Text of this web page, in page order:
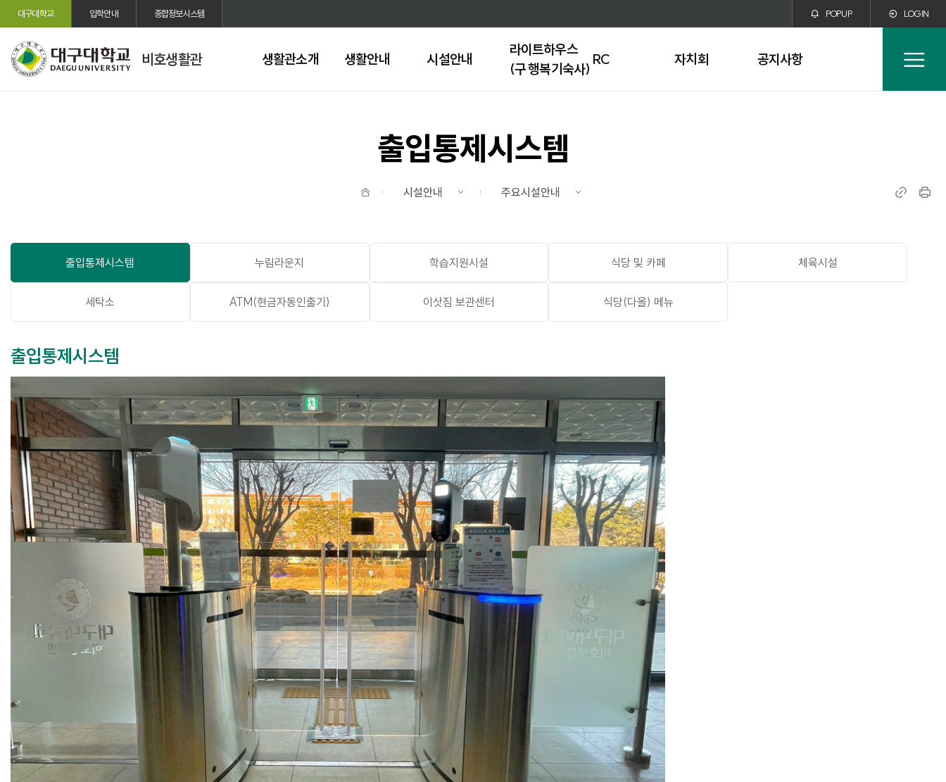
대구대학교 입학안내 종합정보시스템 POPUP LOGIN
비호생활관 생활관소개 생활안내 시설안내
라이트하우스
(구 행복기숙사)
RC 자치회 공지사항
전
메
출입통제시스템
시설안내 주요시설안내
링
출입통제시스템 누림라운지 학습지원시설 식당 및 카페 체육시설
세탁소 ATM(현금자동인출기) 이삿짐 보관센터 식당(다올) 메뉴
출입통제시스템